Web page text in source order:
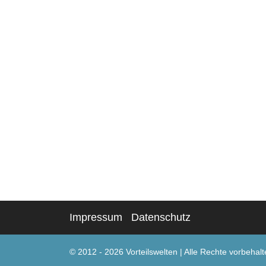
Impressum Datenschutz
© 2012 - 2026 Vorteilswelten | Alle Rechte